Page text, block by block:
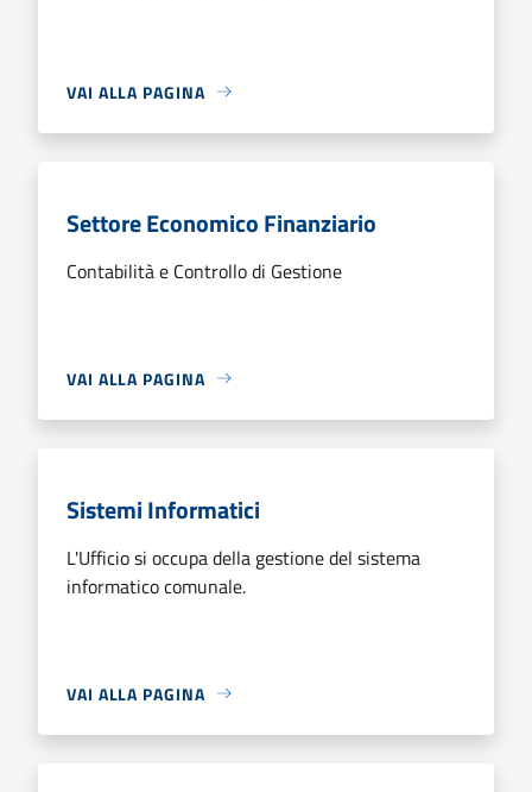
VAI ALLA PAGINA
Settore Economico Finanziario
Contabilità e Controllo di Gestione
VAI ALLA PAGINA
Sistemi Informatici
L'Ufficio si occupa della gestione del sistema
informatico comunale.
VAI ALLA PAGINA